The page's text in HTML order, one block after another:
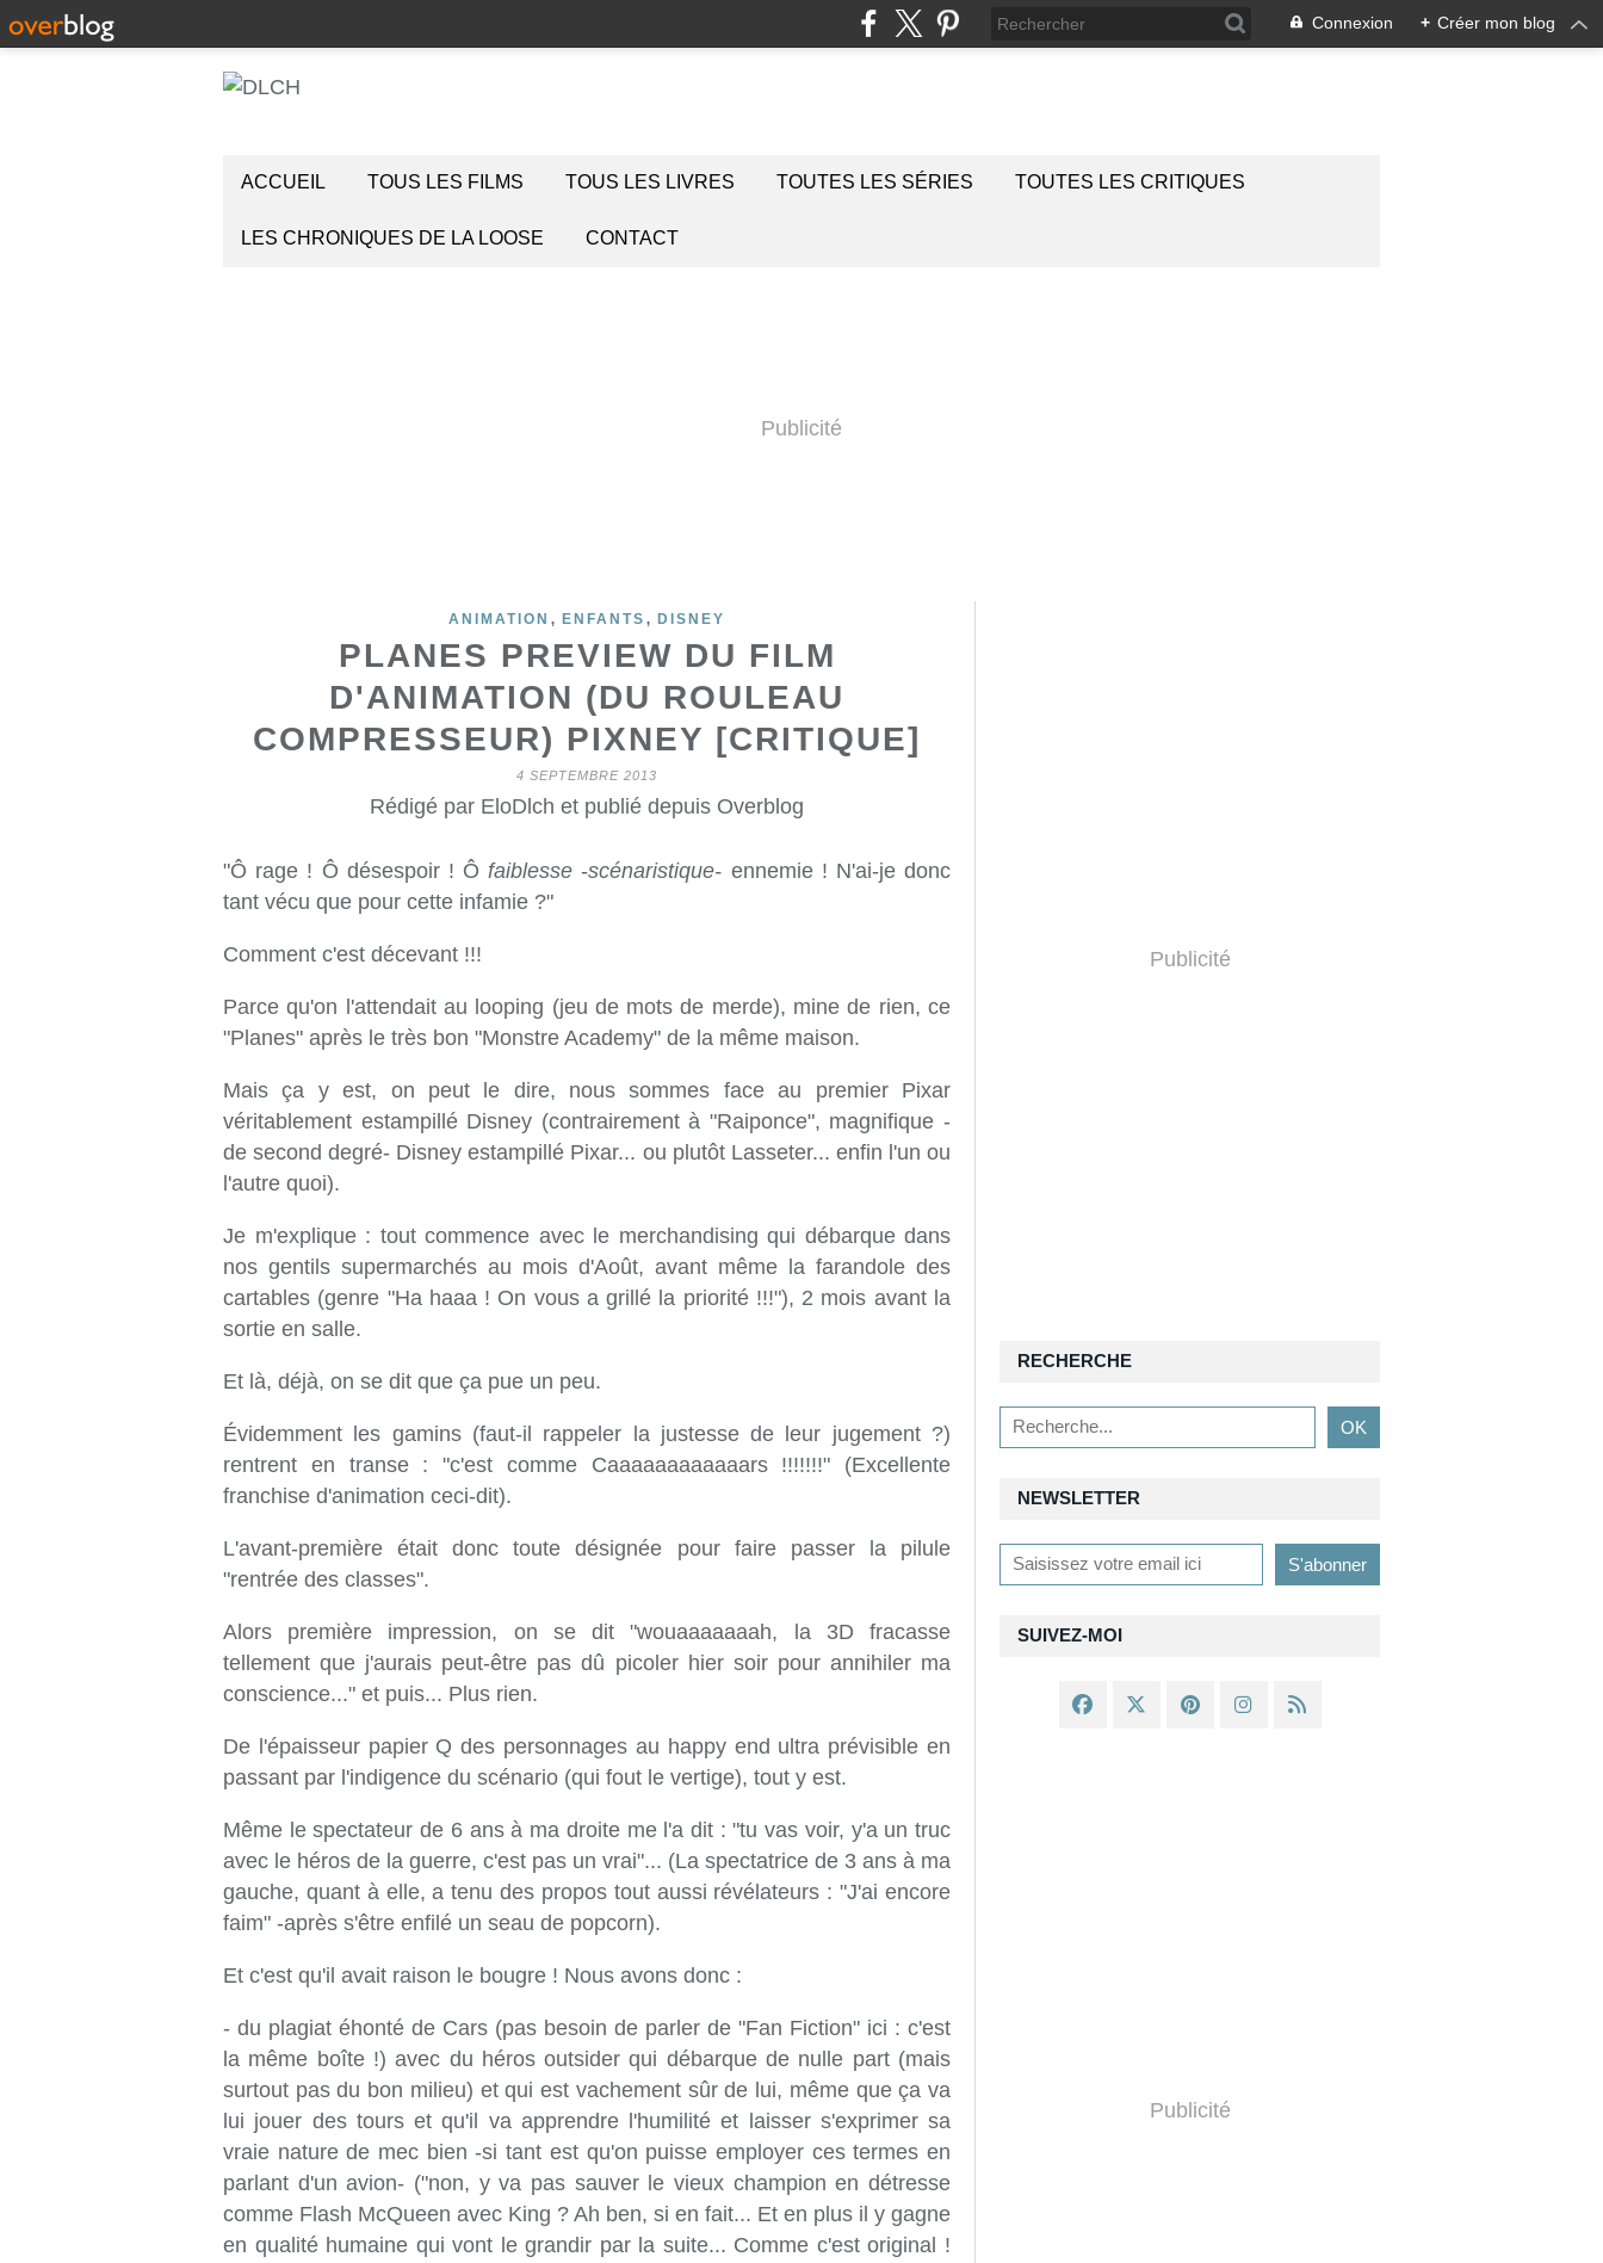
Connexion + Créer mon blog
ACCUEIL TOUS LES FILMS TOUS LES LIVRES TOUTES LES SÉRIES TOUTES LES CRITIQUES
LES CHRONIQUES DE LA LOOSE CONTACT
Publicité
ANIMATION , ENFANTS , DISNEY
PLANES PREVIEW DU FILM
D'ANIMATION (DU ROULEAU
COMPRESSEUR) PIXNEY [CRITIQUE]
4 SEPTEMBRE 2013
Rédigé par EloDlch et publié depuis Overblog
"Ô rage ! Ô désespoir ! Ôfaiblesse -scénaristique- ennemie ! N'ai-je donc
tant vécu que pour cette infamie ?"
Comment c'est décevant !!!
Parce qu'on l'attendait au looping (jeu de mots de merde), mine de rien, ce
"Planes" après le très bon "Monstre Academy" de la même maison.
Mais ça y est, on peut le dire, nous sommes face au premier Pixar
véritablement estampillé Disney (contrairement à "Raiponce", magnifique -
de second degré- Disney estampillé Pixar... ou plutôt Lasseter... enfin l'un ou
l'autre quoi).
Je m'explique : tout commence avec le merchandising qui débarque dans
nos gentils supermarchés au mois d'Août, avant même la farandole des
cartables (genre "Ha haaa ! On vous a grillé la priorité !!!"), 2 mois avant la
sortie en salle.
Et là, déjà, on se dit que ça pue un peu.
Évidemment les gamins (faut-il rappeler la justesse de leur jugement ?)
rentrent en transe : "c'est comme Caaaaaaaaaaaars !!!!!!!" (Excellente
franchise d'animation ceci-dit).
L'avant-première était donc toute désignée pour faire passer la pilule
"rentrée des classes".
Alors première impression, on se dit "wouaaaaaaah, la 3D fracasse
tellement que j'aurais peut-être pas dû picoler hier soir pour annihiler ma
conscience..." et puis... Plus rien.
De l'épaisseur papier Q des personnages au happy end ultra prévisible en
passant par l'indigence du scénario (qui fout le vertige), tout y est.
Même le spectateur de 6 ans à ma droite me l'a dit : "tu vas voir, y'a un truc
avec le héros de la guerre, c'est pas un vrai"... (La spectatrice de 3 ans à ma
gauche, quant à elle, a tenu des propos tout aussi révélateurs : "J'ai encore
faim" -après s'être enfilé un seau de popcorn).
Et c'est qu'il avait raison le bougre ! Nous avons donc :
- du plagiat éhonté de Cars (pas besoin de parler de "Fan Fiction" ici : c'est
la même boîte !) avec du héros outsider qui débarque de nulle part (mais
surtout pas du bon milieu) et qui est vachement sûr de lui, même que ça va
lui jouer des tours et qu'il va apprendre l'humilité et laisser s'exprimer sa
vraie nature de mec bien -si tant est qu'on puisse employer ces termes en
parlant d'un avion- ("non, y va pas sauver le vieux champion en détresse
comme Flash McQueen avec King ? Ah ben, si en fait... Et en plus il y gagne
en qualité humaine qui vont le grandir par la suite... Comme c'est original !
Publicité
NEWSLETTER
SUIVEZ-MOI
RECHERCHE
Publicité